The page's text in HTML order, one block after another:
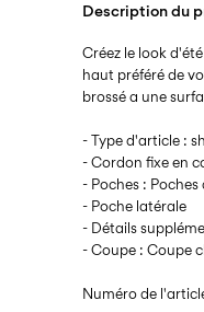
Description du
Créez le look
haut préféré de
brossé a une
- Type d'article :
- Cordon fixe en
- Poches :
- Poche latérale
- Détails
- Coupe : Coupe
Numéro de